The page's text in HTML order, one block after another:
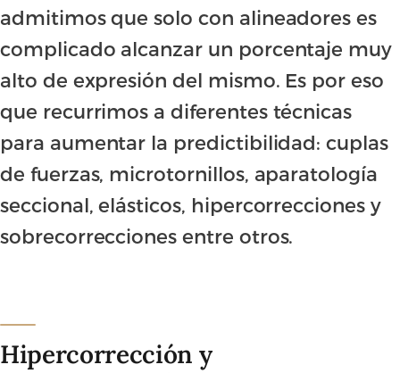
admitimos que solo con alineadores es
complicado alcanzar un porcentaje muy
alto de expresión del mismo. Es por eso
que recurrimos a diferentes técnicas
para aumentar la predictibilidad: cuplas
de fuerzas, microtornillos, aparatología
seccional, elásticos, hipercorrecciones y
sobrecorrecciones entre otros.
Hipercorrección y